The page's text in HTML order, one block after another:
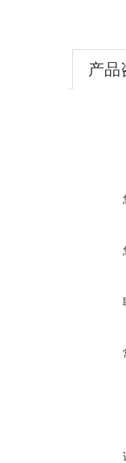
产品